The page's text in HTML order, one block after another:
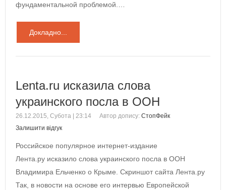
фундаментальной проблемой.…
Докладно...
Lenta.ru исказила слова
украинского посла в ООН
26.12.2015, Субота | 23:14 Автор допису: СтопФейк
Залишити відгук
Российское популярное интернет-издание
Лента.ру исказило слова украинского посла в ООН
Владимира Ельченко о Крыме. Скриншот сайта Лента.ру
Так, в новости на основе его интервью Европейской